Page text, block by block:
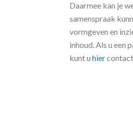
Daarmee kan je
samenspraak
vormgeven en
inhoud. Als u een
kunt u hiercontact